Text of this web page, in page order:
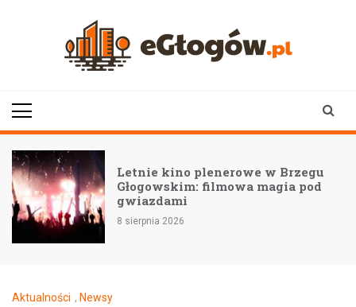
Letnie kino plenerowe w Brzegu
Głogowskim: filmowa magia pod
gwiazdami
8 sierpnia 2026
Aktualności , Newsy